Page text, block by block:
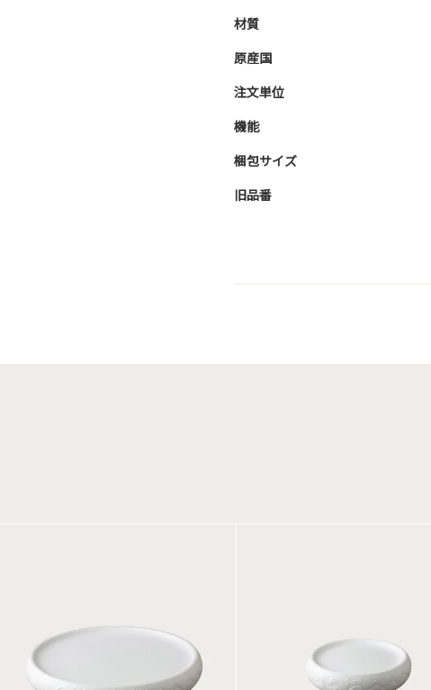
材質
原産国
注文単位
機能
梱包サイズ
旧品番